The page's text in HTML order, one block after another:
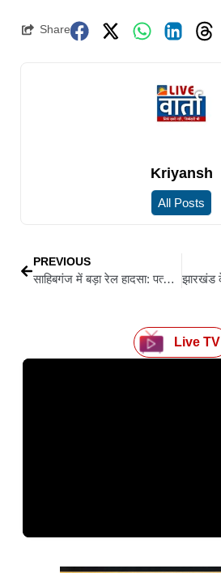
Share
Kriyansh
All Posts
PREVIOUS
साहिबगंज में बड़ा रेल हादसा: पत्थर लदी मालगाड़ी की 18 बोगियां पटरी से उतरीं, बड़ी घटना टली
Live TV